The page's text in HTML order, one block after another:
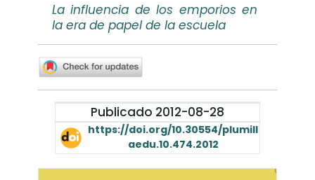
La influencia de los emporios en
la era de papel de la escuela
Publicado 2012-08-28
https://doi.org/10.30554/plumill
aedu.10.474.2012